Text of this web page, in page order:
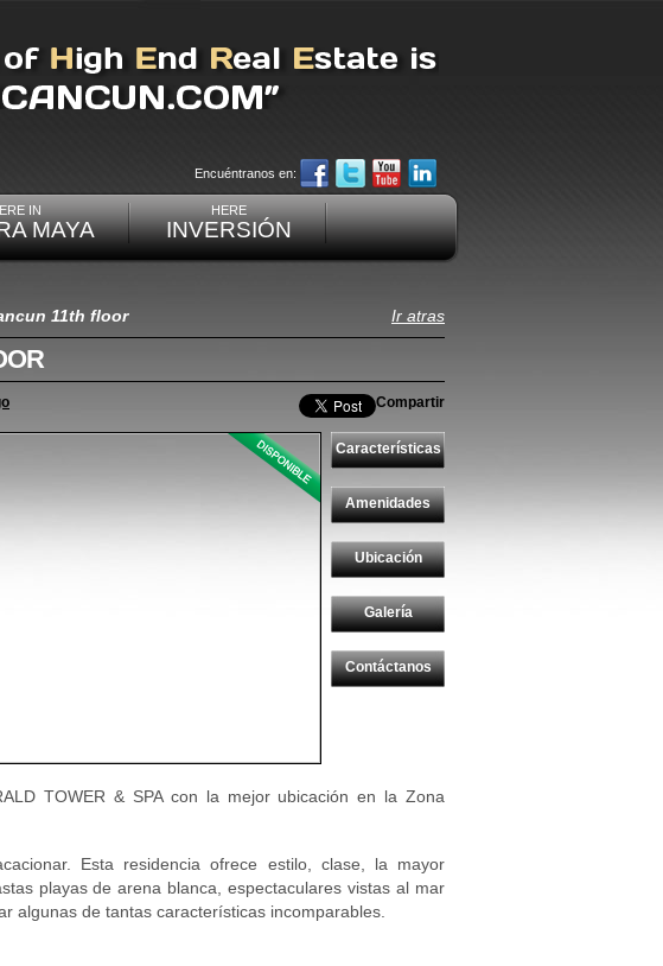
Encuéntranos en:
IN
MAYA
HERE
INVERSIÓN
11th floor Ir atras
Compartir
Características
Amenidades
Ubicación
Galería
Contáctanos
TOWER & SPA con la mejor ubicación en la Zona
Esta residencia ofrece estilo, clase, la mayor
playas de arena blanca, espectaculares vistas al mar
algunas de tantas características incomparables.